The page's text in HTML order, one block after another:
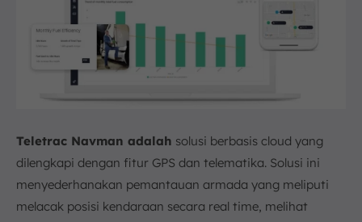
Teletrac Navman adalah solusi berbasis cloud yang
dilengkapi dengan fitur GPS dan telematika. Solusi ini
menyederhanakan pemantauan armada yang meliputi
melacak posisi kendaraan secara real time, melihat